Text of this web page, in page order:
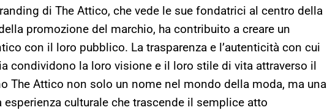
di The Attico, che vede le sue fondatrici al centro della
promozione del marchio, ha contribuito a creare un
con il loro pubblico. La trasparenza e l’autenticità con cui
condividono la loro visione e il loro stile di vita attraverso il
The Attico non solo un nome nel mondo della moda, ma una
esperienza culturale che trascende il semplice atto